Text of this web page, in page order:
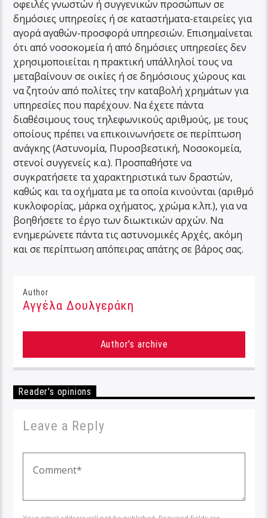
οφειλές γνωστών ή συγγενικών προσώπων σε
δημόσιες υπηρεσίες ή σε καταστήματα-εταιρείες για
αγορά αγαθών-προσφορά υπηρεσιών. Επισημαίνεται
ότι από νοσοκομεία ή από δημόσιες υπηρεσίες δεν
χρησιμοποιείται η πρακτική υπάλληλοί τους να
μεταβαίνουν σε οικίες ή σε δημόσιους χώρους και
να ζητούν από πολίτες την καταβολή χρημάτων για
υπηρεσίες που παρέχουν. Να έχετε πάντα
διαθέσιμους τους τηλεφωνικούς αριθμούς, με τους
οποίους πρέπει να επικοινωνήσετε σε περίπτωση
ανάγκης (Αστυνομία, Πυροσβεστική, Νοσοκομεία,
στενοί συγγενείς κ.α.). Προσπαθήστε να
συγκρατήσετε τα χαρακτηριστικά των δραστών,
καθώς και τα οχήματα με τα οποία κινούνται (αριθμό
κυκλοφορίας, μάρκα οχήματος, χρώμα κ.λπ.), για να
βοηθήσετε το έργο των διωκτικών αρχών. Να
ενημερώνετε πάντα τις αστυνομικές Αρχές, ακόμη
και σε περίπτωση απόπειρας απάτης σε βάρος σας.
Author
Αγγέλα Δουλγεράκη
Author's archive
Reader's opinions
Leave a Reply